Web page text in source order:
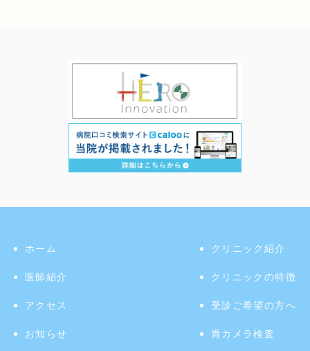
ホーム クリニック紹介
医師紹介 クリニックの特徴
アクセス 受診ご希望の方へ
お知らせ 胃カメラ検査